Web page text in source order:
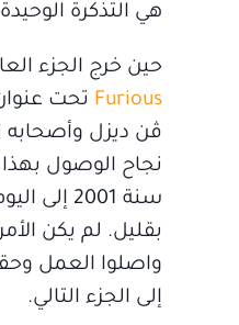
هي التذكرة
حين خرج الجزء
Furious
ڤن ديزل وأصحابه
نجاح الوصول
سنة 2001
بقليل. لم يكن
واصلوا العمل
إلى الجزء التالي.